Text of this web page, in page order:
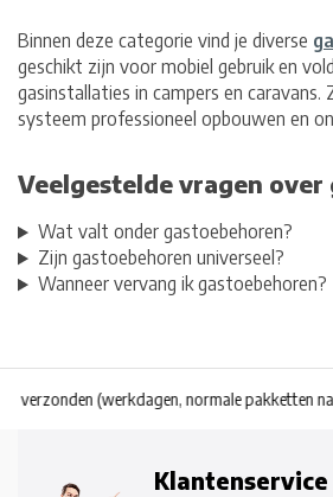
Binnen deze categorie vind je diverse
geschikt zijn voor mobiel gebruik en
gasinstallaties in campers en caravans.
systeem professioneel opbouwen en
Veelgestelde vragen over
Wat valt onder gastoebehoren?
Zijn gastoebehoren universeel?
Wanneer vervang ik gastoebehoren?
verzonden (werkdagen, normale pakketten
Klantenservice